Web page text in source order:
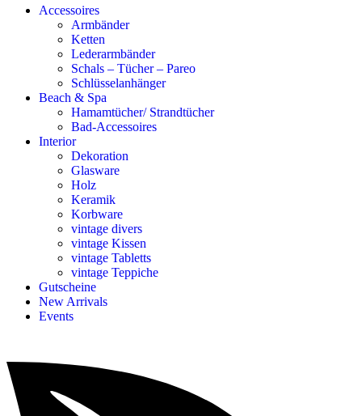
Accessoires
Armbänder
Ketten
Lederarmbänder
Schals – Tücher – Pareo
Schlüsselanhänger
Beach & Spa
Hamamtücher/ Strandtücher
Bad-Accessoires
Interior
Dekoration
Glasware
Holz
Keramik
Korbware
vintage divers
vintage Kissen
vintage Tabletts
vintage Teppiche
Gutscheine
New Arrivals
Events